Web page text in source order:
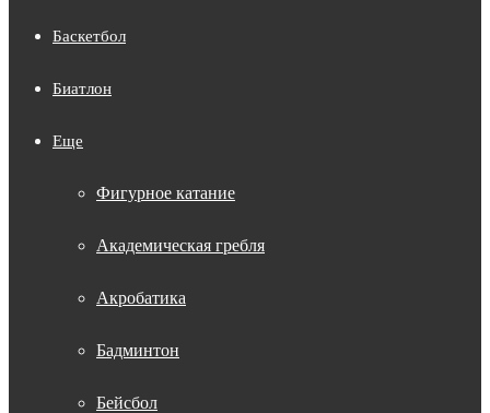
Баскетбол
Биатлон
Еще
Фигурное катание
Академическая гребля
Акробатика
Бадминтон
Бейсбол